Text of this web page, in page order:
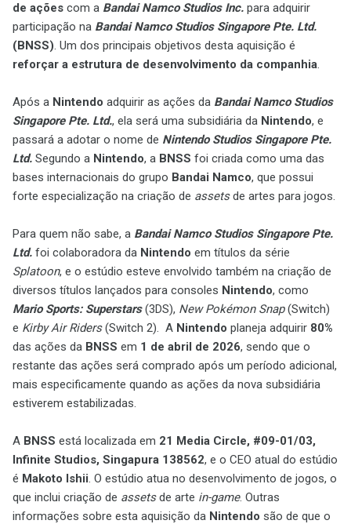
de ações com a Bandai Namco Studios Inc. para adquirir
participação na Bandai Namco Studios Singapore Pte. Ltd.
(BNSS). Um dos principais objetivos desta aquisição é
reforçar a estrutura de desenvolvimento da companhia.
Após a Nintendo adquirir as ações da Bandai Namco Studios
Singapore Pte. Ltd., ela será uma subsidiária da Nintendo, e
passará a adotar o nome de Nintendo Studios Singapore Pte.
Ltd. Segundo a Nintendo, a BNSS foi criada como uma das
bases internacionais do grupo Bandai Namco, que possui
forte especialização na criação de assetsde artes para jogos.
Para quem não sabe, a Bandai Namco Studios Singapore Pte.
Ltd. foi colaboradora da Nintendo em títulos da série
Splatoon, e o estúdio esteve envolvido também na criação de
diversos títulos lançados para consoles Nintendo, como
Mario Sports: Superstars(3DS), New Pokémon Snap(Switch)
e Kirby Air Riders(Switch 2). A Nintendo planeja adquirir 80%
das ações da BNSS em 1 de abril de 2026, sendo que o
restante das ações será comprado após um período adicional,
mais especificamente quando as ações da nova subsidiária
estiverem estabilizadas.
A BNSS está localizada em 21 Media Circle, #09-01/03,
Infinite Studios, Singapura 138562, e o CEO atual do estúdio
é Makoto Ishii. O estúdio atua no desenvolvimento de jogos, o
que inclui criação de assetsde arte in-game. Outras
informações sobre esta aquisição da Nintendo são de que o